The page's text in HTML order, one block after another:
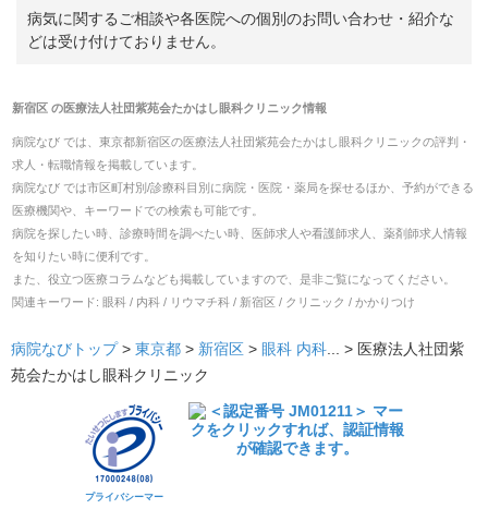
病気に関するご相談や各医院への個別のお問い合わせ・紹介な
どは受け付けておりません。
新宿区の医療法人社団紫苑会たかはし眼科クリニック情報
病院なび では、 東京都新宿区の医療法人社団紫苑会たかはし眼科クリニックの評判・
求人・転職情報を掲載しています。
病院なび では市区町村別/診療科目別に病院・医院・薬局を探せるほか、予約ができる
医療機関や、キーワードでの検索も可能です。
病院を探したい時、診療時間を調べたい時、医師求人や看護師求人、薬剤師求人情報
を知りたい時に便利です。
また、役立つ医療コラムなども掲載していますので、是非ご覧になってください。
関連キーワード: 眼科 / 内科 / リウマチ科 / 新宿区 / クリニック / かかりつけ
病院なびトップ > 東京都 > 新宿区 > 眼科 内科... > 医療法人社団紫
苑会たかはし眼科クリニック
プライバシーマー